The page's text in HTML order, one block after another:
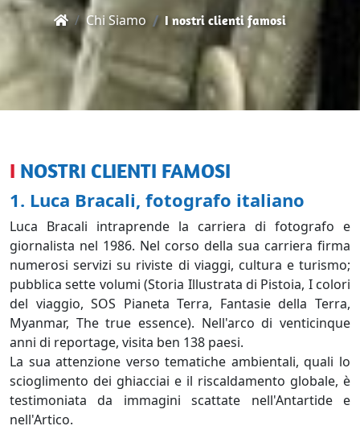
Chi Siamo I nostri clienti famosi
I NOSTRI CLIENTI FAMOSI
1. Luca Bracali, fotografo italiano
Luca Bracali intraprende la carriera di fotografo e
giornalista nel 1986. Nel corso della sua carriera firma
numerosi servizi su riviste di viaggi, cultura e turismo;
pubblica sette volumi (Storia Illustrata di Pistoia, I colori
del viaggio, SOS Pianeta Terra, Fantasie della Terra,
Myanmar, The true essence). Nell'arco di venticinque
anni di reportage, visita ben 138 paesi.
La sua attenzione verso tematiche ambientali, quali lo
scioglimento dei ghiacciai e il riscaldamento globale, è
testimoniata da immagini scattate nell'Antartide e
nell'Artico.